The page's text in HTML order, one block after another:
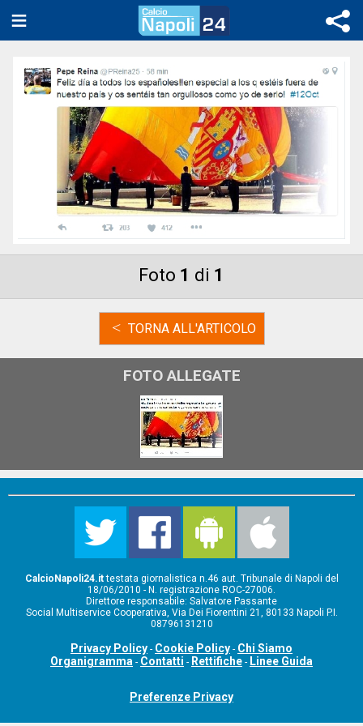
Foto 1 di 1
< TORNA ALL'ARTICOLO
FOTO ALLEGATE
CalcioNapoli24.ittestata giornalistica n.46 aut. Tribunale di Napoli del
18/06/2010 - N. registrazione ROC-27006.
Direttore responsabile: Salvatore Passante
Social Multiservice Cooperativa, Via Dei Fiorentini 21, 80133 Napoli P.I.
08796131210
Privacy Policy - Cookie Policy - Chi Siamo
Organigramma - Contatti - Rettifiche - Linee Guida
Preferenze Privacy